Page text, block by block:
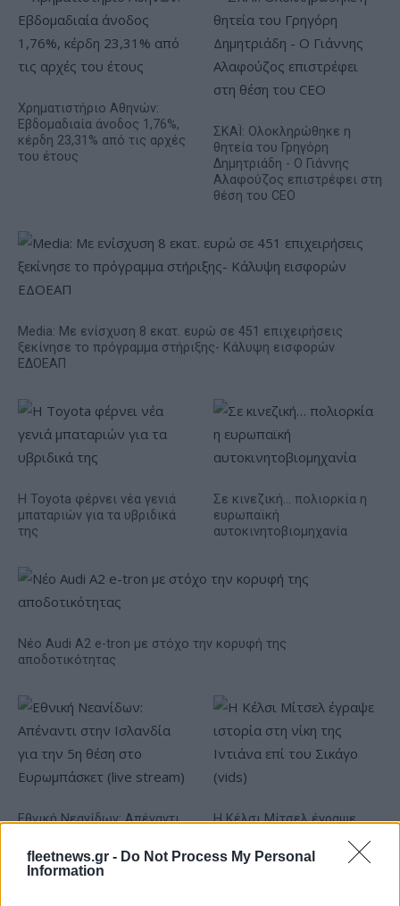
fleetnews.gr - Do Not Process My Personal
Information
Χρηματιστήριο Αθηνών:
Εβδομαδιαία άνοδος 1,76%,
κέρδη 23,31% από τις αρχές
του έτους
ΣΚΑΪ: Ολοκληρώθηκε η
θητεία του Γρηγόρη
Δημητριάδη - Ο Γιάννης
Αλαφούζος επιστρέφει στη
θέση του CEO
Media: Με ενίσχυση 8 εκατ. ευρώ σε 451 επιχειρήσεις
ξεκίνησε το πρόγραμμα στήριξης- Κάλυψη εισφορών
ΕΔΟΕΑΠ
Η Toyota φέρνει νέα γενιά
μπαταριών για τα υβριδικά
της
Σε κινεζική… πολιορκία η
ευρωπαϊκή
αυτοκινητοβιομηχανία
Νέο Audi A2 e-tron με στόχο την κορυφή της
αποδοτικότητας
Εθνική Νεανίδων: Απέναντι
θέση στο Ευρωμπάσκετ (live
stream)
Η Κέλσι Μίτσελ έγραψε
επί του Σικάγο (vids)